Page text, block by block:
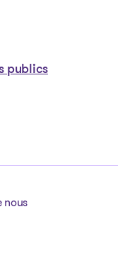
publics
nous